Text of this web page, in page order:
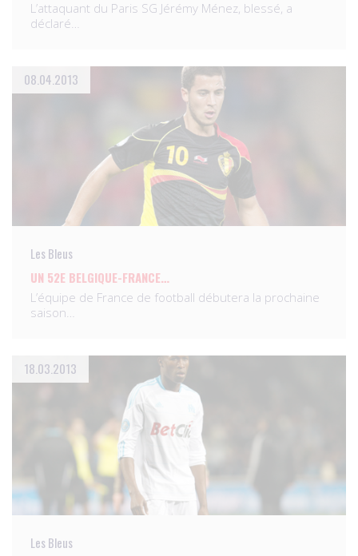
L’attaquant du Paris SG Jérémy Ménez, blessé, a
déclaré…
08.04.2013
Les Bleus
UN 52E BELGIQUE-FRANCE…
L’équipe de France de football débutera la prochaine
saison…
18.03.2013
Les Bleus